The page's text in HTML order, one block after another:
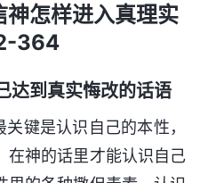
怎样进入真理实
364
达到真实悔改的话语
键是认识自己的本性，
在神的话里才能认识自己